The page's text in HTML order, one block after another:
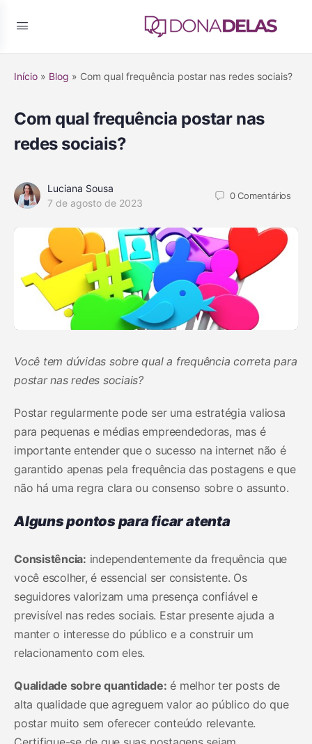
Início » Blog » Com qual frequência postar nas redes sociais?
Com qual frequência postar nas
redes sociais?
Luciana Sousa
7 de agosto de 2023
0Comentários
Você tem dúvidas sobre qual a frequência correta para
postar nas redes sociais?
Postar regularmente pode ser uma estratégia valiosa
para pequenas e médias empreendedoras, mas é
importante entender que o sucesso na internet não é
garantido apenas pela frequência das postagens e que
não há uma regra clara ou consenso sobre o assunto.
Alguns pontos para ficar atenta
Consistência: independentemente da frequência que
você escolher, é essencial ser consistente. Os
seguidores valorizam uma presença confiável e
previsível nas redes sociais. Estar presente ajuda a
manter o interesse do público e a construir um
relacionamento com eles.
Qualidade sobre quantidade: é melhor ter posts de
alta qualidade que agreguem valor ao público do que
postar muito sem oferecer conteúdo relevante.